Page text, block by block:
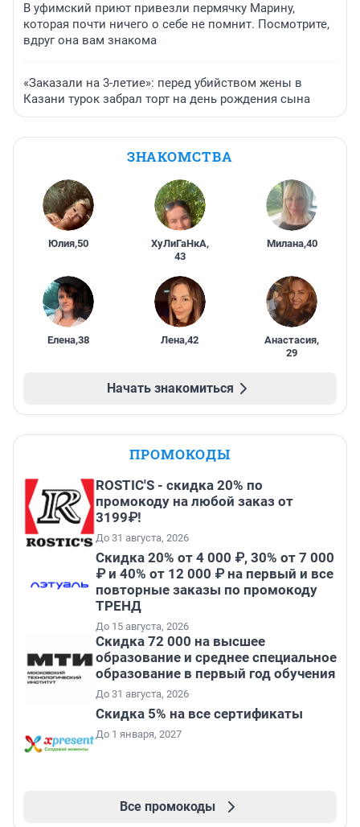
В уфимский приют привезли пермячку Марину,
которая почти ничего о себе не помнит. Посмотрите,
вдруг она вам знакома
«Заказали на 3-летие»: перед убийством жены в
Казани турок забрал торт на день рождения сына
ЗНАКОМСТВА
Юлия,50 ХуЛиГаНкА,
43
Милана,40
Елена,38 Лена,42 Анастасия,
29
Начать знакомиться
ПРОМОКОДЫ
ROSTIC'S - скидка 20% по
промокоду на любой заказ от
3199₽!
До 31 августа, 2026
Скидка 20% от 4 000 ₽, 30% от 7 000
₽ и 40% от 12 000 ₽ на первый и все
повторные заказы по промокоду
ТРЕНД
До 15 августа, 2026
Скидка 72 000 на высшее
образование и среднее специальное
образование в первый год обучения
До 31 августа, 2026
Скидка 5% на все сертификаты
До 1 января, 2027
Все промокоды